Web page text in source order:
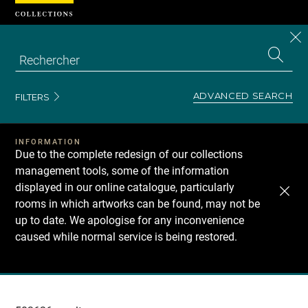
FILTERS ADVANCED SEARCH
INFORMATION
Due to the complete redesign of our collections
management tools, some of the information
displayed in our online catalogue, particularly
rooms in which artworks can be found, may not be
up to date. We apologise for any inconvenience
caused while normal service is being restored.
Recherche
Cookies management panel